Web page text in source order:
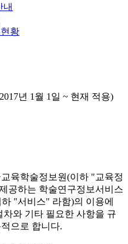
내
황
년 1월 1일 ~ 현재 적용)
육학술정보원(이하 "교육정
공하는 학술연구정보서비스
"서비스" 라함)의 이용에
차와 기타 필요한 사항을 규
으로 합니다.